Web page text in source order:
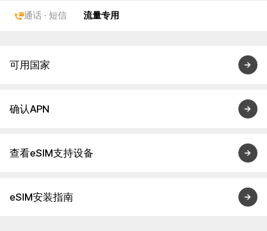
通话 · 短信 流量专用
可用国家
确认APN
查看eSIM支持设备
eSIM安装指南